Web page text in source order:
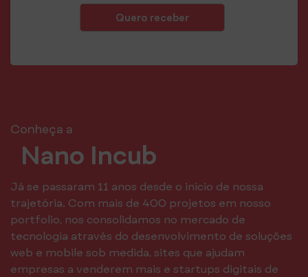
Quero receber
Conheça a
Nano Incub
Já se passaram 11 anos desde o início de nossa
trajetória. Com mais de 400 projetos em nosso
portfolio, nos consolidamos no mercado de
tecnologia através do desenvolvimento de soluções
web e mobile sob medida, sites que ajudam
empresas a venderem mais e startups digitais de